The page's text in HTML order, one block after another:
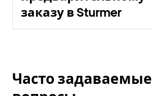
заказу в Sturmer
Часто задаваемые